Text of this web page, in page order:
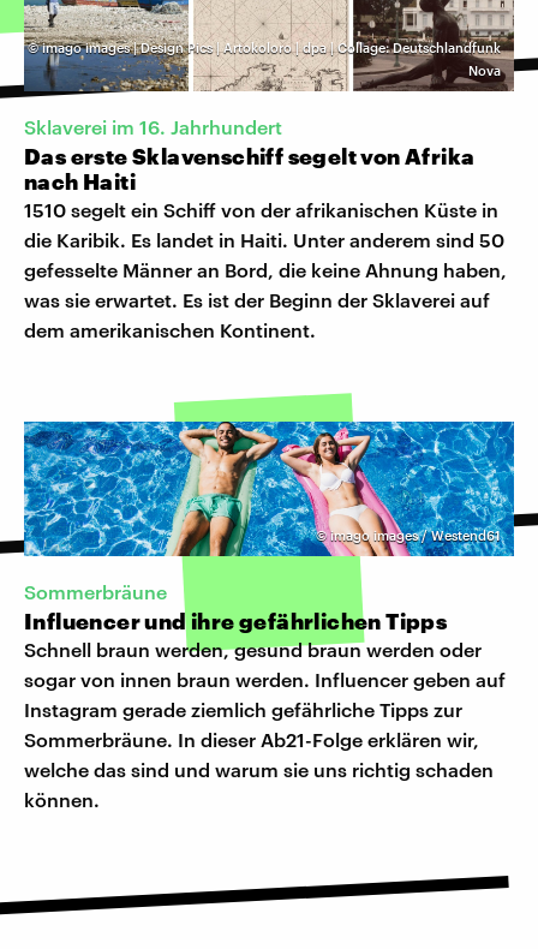
©imago images | Design Pics | Artokoloro | dpa | Collage: Deutschlandfunk
Nova
Sklaverei im 16. Jahrhundert
Das erste Sklavenschiff segelt von Afrika
nach Haiti
1510 segelt ein Schiff von der afrikanischen Küste in
die Karibik. Es landet in Haiti. Unter anderem sind 50
gefesselte Männer an Bord, die keine Ahnung haben,
was sie erwartet. Es ist der Beginn der Sklaverei auf
dem amerikanischen Kontinent.
©imago images / Westend61
Sommerbräune
Influencer und ihre gefährlichen Tipps
Schnell braun werden, gesund braun werden oder
sogar von innen braun werden. Influencer geben auf
Instagram gerade ziemlich gefährliche Tipps zur
Sommerbräune. In dieser Ab21-Folge erklären wir,
welche das sind und warum sie uns richtig schaden
können.